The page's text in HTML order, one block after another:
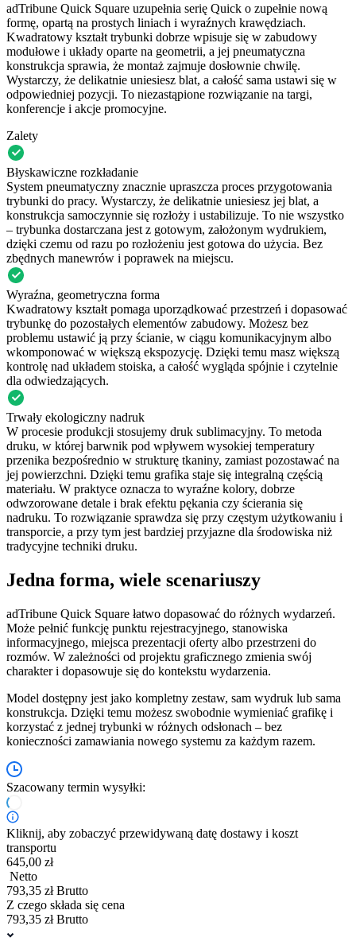
adTribune Quick Square uzupełnia serię Quick o zupełnie nową
formę, opartą na prostych liniach i wyraźnych krawędziach.
Kwadratowy kształt trybunki dobrze wpisuje się w zabudowy
modułowe i układy oparte na geometrii, a jej pneumatyczna
konstrukcja sprawia, że montaż zajmuje dosłownie chwilę.
Wystarczy, że delikatnie uniesiesz blat, a całość sama ustawi się w
odpowiedniej pozycji. To niezastąpione rozwiązanie na targi,
konferencje i akcje promocyjne.
Zalety
Błyskawiczne rozkładanie
System pneumatyczny znacznie upraszcza proces przygotowania
trybunki do pracy. Wystarczy, że delikatnie uniesiesz jej blat, a
konstrukcja samoczynnie się rozłoży i ustabilizuje. To nie wszystko
– trybunka dostarczana jest z gotowym, założonym wydrukiem,
dzięki czemu od razu po rozłożeniu jest gotowa do użycia. Bez
zbędnych manewrów i poprawek na miejscu.
Wyraźna, geometryczna forma
Kwadratowy kształt pomaga uporządkować przestrzeń i dopasować
trybunkę do pozostałych elementów zabudowy. Możesz bez
problemu ustawić ją przy ścianie, w ciągu komunikacyjnym albo
wkomponować w większą ekspozycję. Dzięki temu masz większą
kontrolę nad układem stoiska, a całość wygląda spójnie i czytelnie
dla odwiedzających.
Trwały ekologiczny nadruk
W procesie produkcji stosujemy druk sublimacyjny. To metoda
druku, w której barwnik pod wpływem wysokiej temperatury
przenika bezpośrednio w strukturę tkaniny, zamiast pozostawać na
jej powierzchni. Dzięki temu grafika staje się integralną częścią
materiału. W praktyce oznacza to wyraźne kolory, dobrze
odwzorowane detale i brak efektu pękania czy ścierania się
nadruku. To rozwiązanie sprawdza się przy częstym użytkowaniu i
transporcie, a przy tym jest bardziej przyjazne dla środowiska niż
tradycyjne techniki druku.
Jedna forma, wiele scenariuszy
adTribune Quick Square łatwo dopasować do różnych wydarzeń.
Może pełnić funkcję punktu rejestracyjnego, stanowiska
informacyjnego, miejsca prezentacji oferty albo przestrzeni do
rozmów. W zależności od projektu graficznego zmienia swój
charakter i dopasowuje się do kontekstu wydarzenia.
Model dostępny jest jako kompletny zestaw, sam wydruk lub sama
konstrukcja. Dzięki temu możesz swobodnie wymieniać grafikę i
korzystać z jednej trybunki w różnych odsłonach – bez
konieczności zamawiania nowego systemu za każdym razem.
Szacowany termin wysyłki:
Kliknij, aby zobaczyć przewidywaną datę dostawy i koszt
transportu
645,00 zł
Netto
793,35 zł Brutto
Z czego składa się cena
793,35 zł Brutto